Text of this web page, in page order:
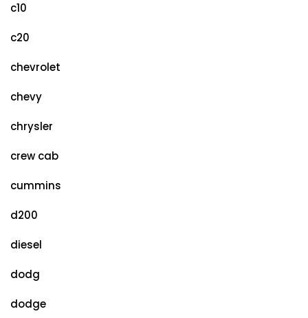
c10
c20
chevrolet
chevy
chrysler
crew cab
cummins
d200
diesel
dodg
dodge